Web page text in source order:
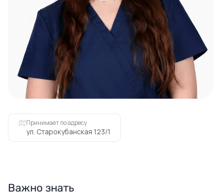
Принимает по адресу
ул. Старокубанская 123/1
Важно знать